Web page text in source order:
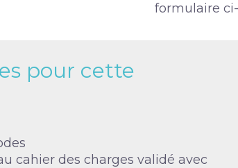
formulaire
pour cette
cahier des charges validé avec